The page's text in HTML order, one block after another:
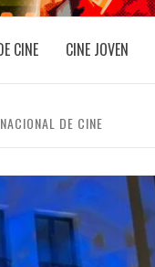
CINE CINE JOVEN
DE CINE